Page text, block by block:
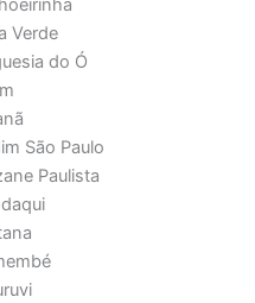
Verde
do Ó
São Paulo
Paulista